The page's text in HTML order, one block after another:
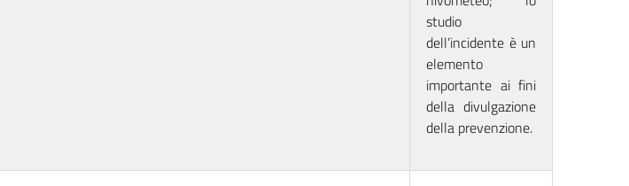
studio
dell’incidente è un
elemento
importante ai fini
della divulgazione
della prevenzione.